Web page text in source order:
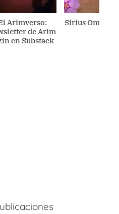
Arimverso:
de Arim
en Substack
Sirius